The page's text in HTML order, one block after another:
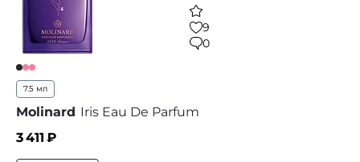
9
0
7.5 мл
Molinard Iris Eau De Parfum
3 411 ₽